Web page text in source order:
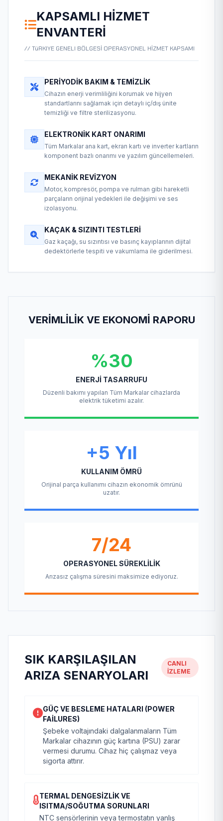
KAPSAMLI HIZMET
ENVANTERI
// TüRKIYE GENELI BÖLGESİ OPERASYONEL HİZMET KAPSAMI
PERIYODIK BAKIM & TEMIZLIK
Cihazın enerji verimliliğini korumak ve hijyen
standartlarını sağlamak için detaylı iç/dış ünite
temizliği ve filtre sterilizasyonu.
ELEKTRONIK KART ONARIMI
Tüm Markalar ana kart, ekran kartı ve inverter kartların
komponent bazlı onarımı ve yazılım güncellemeleri.
MEKANIK REVIZYON
Motor, kompresör, pompa ve rulman gibi hareketli
parçaların orijinal yedekleri ile değişimi ve ses
izolasyonu.
KAÇAK & SIZINTI TESTLERI
Gaz kaçağı, su sızıntısı ve basınç kayıplarının dijital
dedektörlerle tespiti ve vakumlama ile giderilmesi.
VERIMLILIK VE EKONOMI RAPORU
%30
ENERJI TASARRUFU
Düzenli bakımı yapılan Tüm Markalar cihazlarda
elektrik tüketimi azalır.
+5 Yıl
KULLANIM ÖMRÜ
Orijinal parça kullanımı cihazın ekonomik ömrünü
uzatır.
7/24
OPERASYONEL SÜREKLILIK
Arızasız çalışma süresini maksimize ediyoruz.
SIK KARŞILAŞILAN
ARIZA SENARYOLARI
CANLI
İZLEME
GÜÇ VE BESLEME HATALARI (POWER
FAILURES)
Şebeke voltajındaki dalgalanmaların Tüm
Markalar cihazının güç kartına (PSU) zarar
vermesi durumu. Cihaz hiç çalışmaz veya
sigorta attırır.
TERMAL DENGESIZLIK VE
ISITMA/SOĞUTMA SORUNLARI
NTC sensörlerinin veya termostatın yanlış